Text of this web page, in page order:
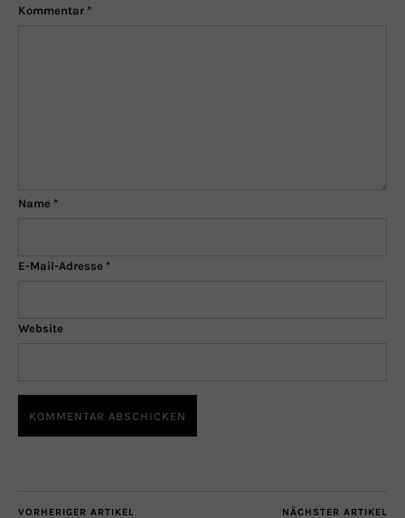
Kommentar *
Name *
E-Mail-Adresse *
Website
VORHERIGER ARTIKEL NÄCHSTER ARTIKEL